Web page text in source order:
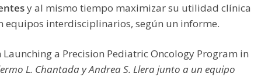
y al mismo tiempo maximizar su utilidad clínica
equipos interdisciplinarios, según un informe.
a Precision Pediatric Oncology Program in
L. Chantada y Andrea S. Llera junto a un equipo